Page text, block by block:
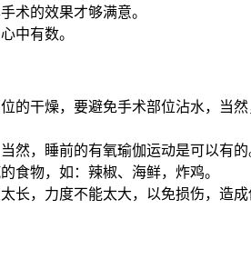
术的效果才够满意。
中有数。
的干燥，要避免手术部位沾水，当
然，睡前的有氧瑜伽运动是可以有的
食物，如：辣椒、海鲜，炸鸡。
长，力度不能太大，以免损伤，造